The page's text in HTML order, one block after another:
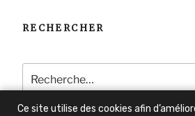
RECHERCHER
Recherche
pour
:
Ce site utilise des cookies afin